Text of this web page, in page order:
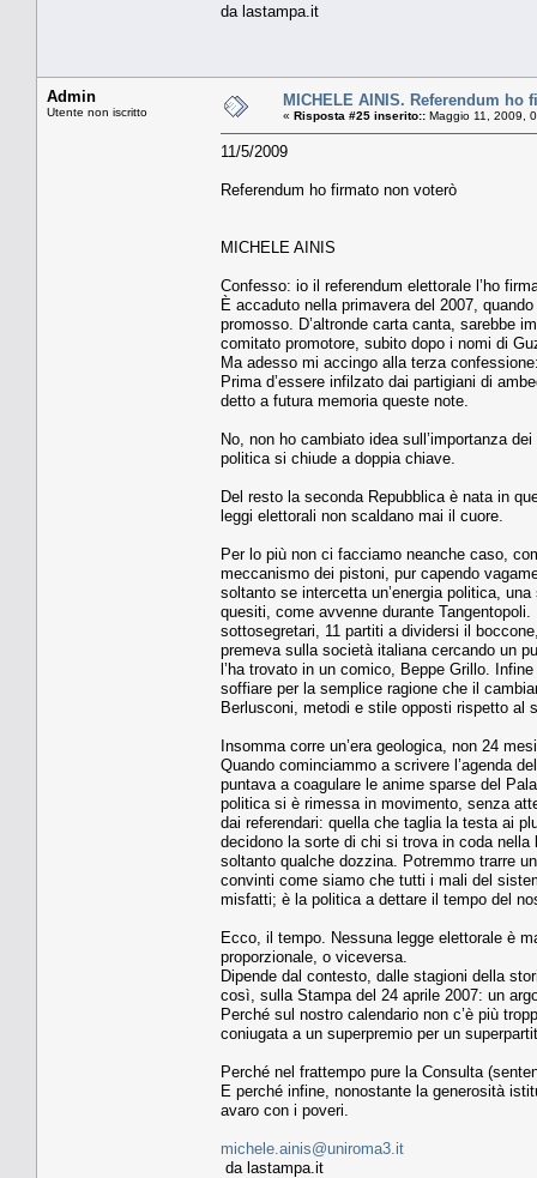
da lastampa.it
Admin
Utente non iscritto
MICHELE AINIS. Referendum ho
« Risposta #25 inserito:: Maggio 11, 2009,
11/5/2009
Referendum ho firmato non voterò
MICHELE AINIS
Confesso: io il referendum elettorale l’ho
È accaduto nella primavera del 2007,
promosso. D’altronde carta canta, sarebbe
comitato promotore, subito dopo i nomi di
Ma adesso mi accingo alla terza
Prima d’essere infilzato dai partigiani di
detto a futura memoria queste note.
No, non ho cambiato idea sull’importanza
politica si chiude a doppia chiave.
Del resto la seconda Repubblica è nata in
leggi elettorali non scaldano mai il cuore.
Per lo più non ci facciamo neanche caso,
meccanismo dei pistoni, pur capendo
soltanto se intercetta un’energia politica,
quesiti, come avvenne durante
sottosegretari, 11 partiti a dividersi il
premeva sulla società italiana cercando un
l’ha trovato in un comico, Beppe Grillo.
soffiare per la semplice ragione che il
Berlusconi, metodi e stile opposti rispetto al
Insomma corre un’era geologica, non 24
Quando cominciammo a scrivere l’agenda
puntava a coagulare le anime sparse del
politica si è rimessa in movimento, senza
dai referendari: quella che taglia la testa ai
decidono la sorte di chi si trova in coda
soltanto qualche dozzina. Potremmo trarre
convinti come siamo che tutti i mali del
misfatti; è la politica a dettare il tempo del
Ecco, il tempo. Nessuna legge elettorale è
proporzionale, o viceversa.
Dipende dal contesto, dalle stagioni della
così, sulla Stampa del 24 aprile 2007: un
Perché sul nostro calendario non c’è più
coniugata a un superpremio per un
Perché nel frattempo pure la Consulta
E perché infine, nonostante la generosità
avaro con i poveri.
michele.ainis@uniroma3.it
da lastampa.it